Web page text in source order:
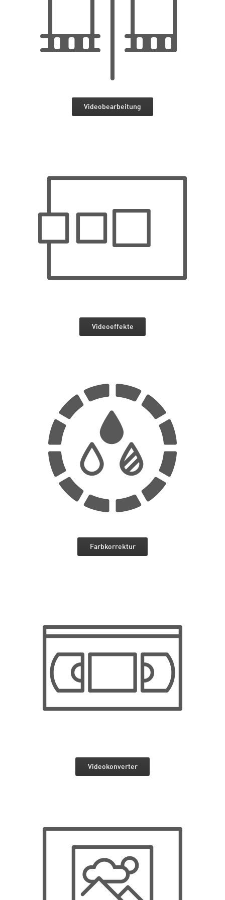
Videobearbeitung
Videoeffekte
Farbkorrektur
Videokonverter